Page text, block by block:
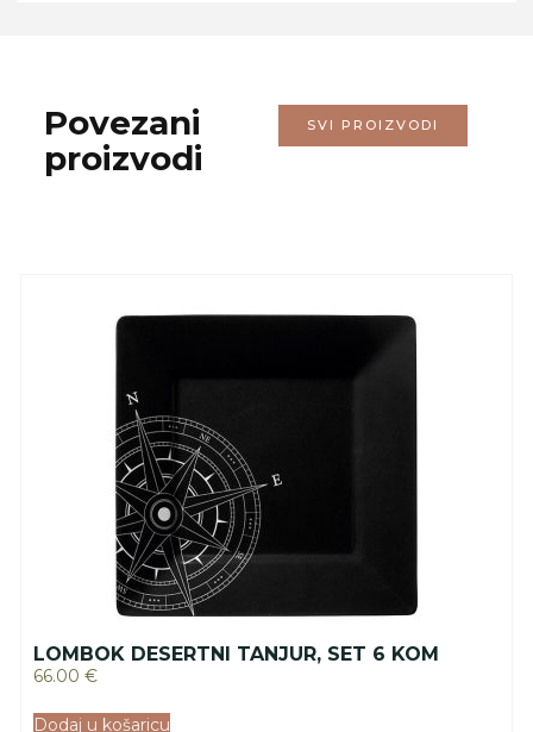
Povezani
proizvodi
SVI PROIZVODI
LOMBOK DESERTNI TANJUR, SET 6 KOM
66.00 €
Dodaj u košaricu